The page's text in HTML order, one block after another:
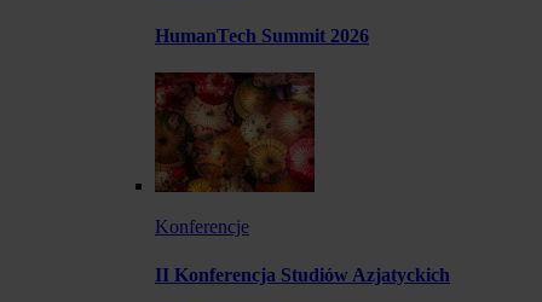
HumanTech Summit 2026
Konferencje
II Konferencja Studiów Azjatyckich